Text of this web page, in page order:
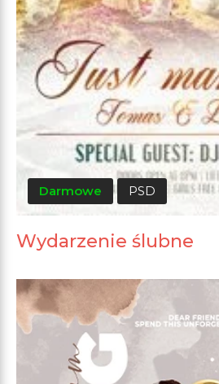
Darmowe PSD
Wydarzenie ślubne